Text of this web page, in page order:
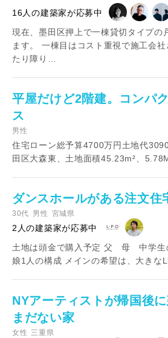
16人の建築家が応募中
現在、墨田区押上で一棟貸切タイプの
ます。 一棟目はコスト重視で施工会
たり障り…
平屋だけど2階建。コンパ
ス
男性
住宅ローン総予算4700万円土地代
田区大森東、土地面積45.23m²、
ダンスホールがある注文住
30代 男性 宮城県
2人の建築家が応募中
土地は頭金で購入予定 父 母 中学
娘1人の構成 メインの希望は、大きな
NYアーティストが帰国後
まだない家
女性 三重県